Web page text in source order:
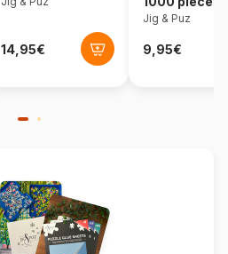
Jig & Puz